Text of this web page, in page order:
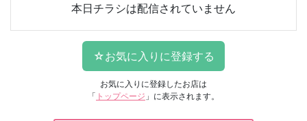
本日チラシは配信されていません
お気に入りに登録したお店は
「 トップページ 」に表示されます。